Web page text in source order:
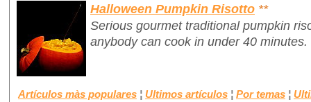
Halloween Pumpkin Risotto **
Serious gourmet traditional pumpkin
anybody can cook in under 40 minutes.
Artículos màs populares ¦ Ultimos artículos ¦ Por temas ¦